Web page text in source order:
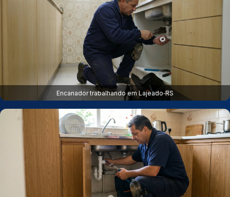
Encanador trabalhando em Lajeado‑RS